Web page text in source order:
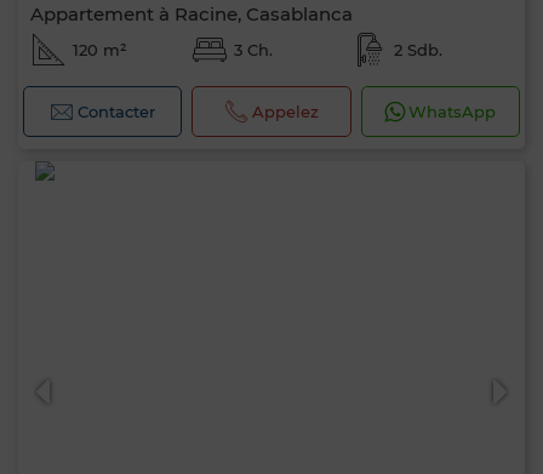
Appartement à Racine, Casablanca
120 m² 3 Ch. 2 Sdb.
Contacter Appelez WhatsApp